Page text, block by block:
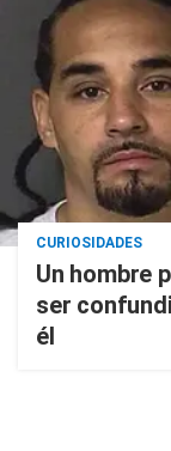
CURIOSIDADES
Un hombre
ser
él